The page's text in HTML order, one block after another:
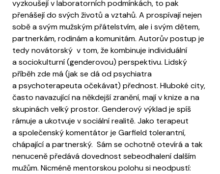
vyzkoušejí v laboratorních podmínkách, to pak
přenášejí do svých životů a vztahů. A prospívají nejen
sobě a svým mužským přátelstvím, ale i svým dětem,
partnerkám, rodinám a komunitám. Autorův postup je
tedy novátorský v tom, že kombinuje individuální
a sociokulturní (genderovou) perspektivu. Lidský
příběh zde má (jak se dá od psychiatra
a psychoterapeuta očekávat) přednost. Hluboké city,
často navazující na někdejší zranění, mají v knize a na
skupinách velký prostor. Genderový výklad je spíš
rámuje a ukotvuje v sociální realitě. Jako terapeut
a společenský komentátor je Garfield tolerantní,
chápající a partnerský. Sám se ochotně otevírá a tak
nenuceně předává dovednost sebeodhalení dalším
mužům. Nicméně mentorskou polohu si neodpustí: